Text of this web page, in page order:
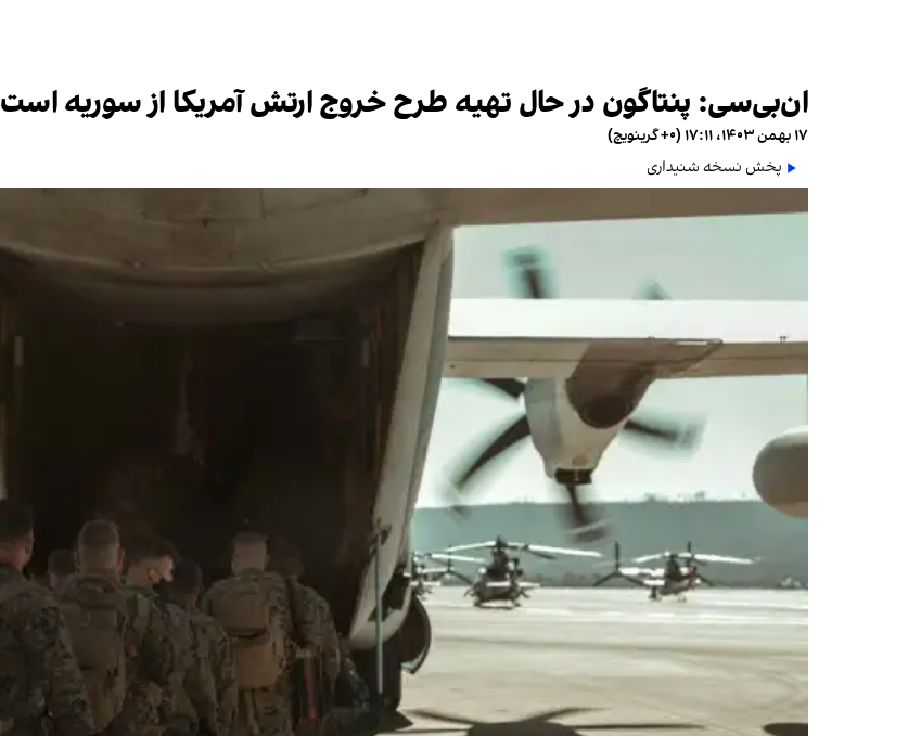
ان‌بی‌سی: پنتاگون در حال تهیه طرح خروج ارتش آمریکا از سوریه است
۱۷ بهمن ۱۴۰۳، ۱۷:۱۱ (‎+۰ گرینویچ)
پخش نسخه شنیداری